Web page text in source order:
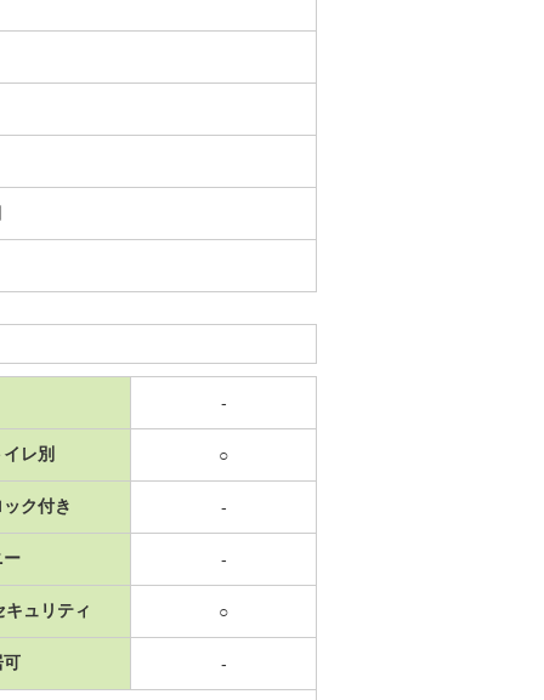
-
レ別 ○
ク付き -
ー -
キュリティ ○
可 -